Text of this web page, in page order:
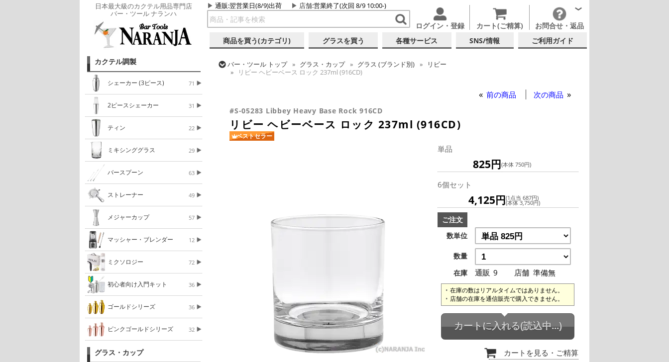
日本最大級のカクテル用品専門店
バー・ツール ナランハ
通販:翌営業日(8/9)出荷 店舗:営業終了(次回 8/9 10:00-)
ログイン・登録 カート(ご精算) お問合せ・返品
商品を買う(カテゴリ) グラスを買う 各種サービス SNS/情報 ご利用ガイド
カクテル調製
シェーカー (3ピース) 71
2ピースシェーカー 31
ティン 22
ミキシンググラス 29
バースプーン 63
ストレーナー 49
メジャーカップ 57
マッシャー・ブレンダー 12
ミクソロジー 72
初心者向け入門キット 36
ゴールドシリーズ 36
ピンクゴールドシリーズ 32
グラス・カップ
バー・ツール トップ グラス・カップ グラス (ブランド別)
リビー
リビー ヘビーベース ロック 237ml (916CD)
前の商品 次の商品
#S-05283 Libbey Heavy Base Rock 916CD
リビー ヘビーベース ロック 237ml (916CD)
ベストセラー
単品
825円(本体 750円)
6個セット
4,125円(1点当 687円)
(本体 3,750円)
ご注文
数単位
数量
在庫
通販 9 店舗 準備無
在庫の数はリアルタイムではありません。
店舗の在庫を通信販売で購入できません。
カートに入れる(読込中...)
カートを見る ・ご精算